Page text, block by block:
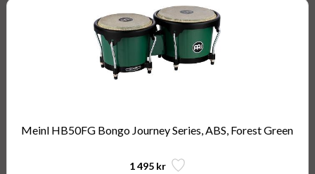
Meinl HB50FG Bongo Journey Series, ABS, Forest Green
1 495 kr